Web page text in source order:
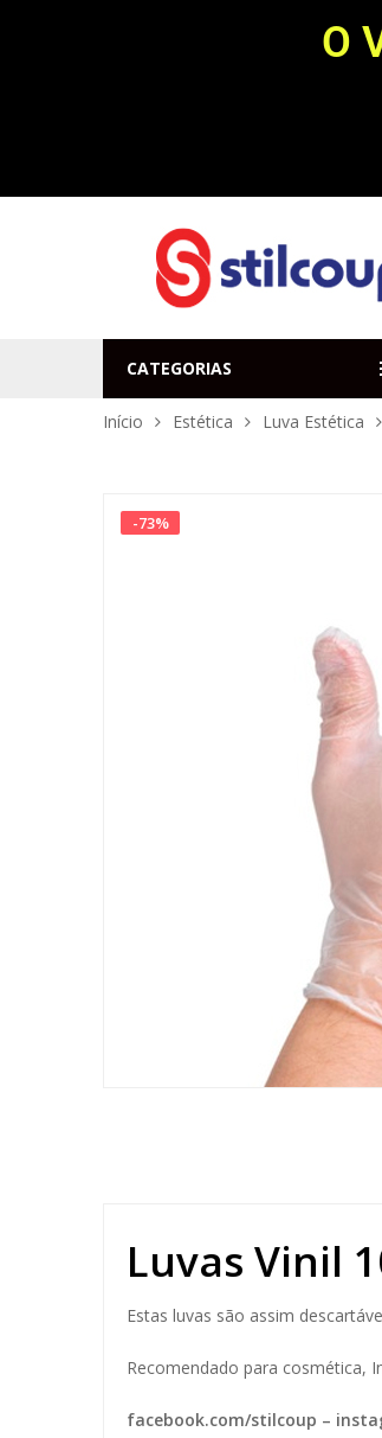
O
CATEGORIAS
Início Estética Luva Estética
-73%
Luvas Vinil
Estas luvas são assim
Recomendado para cosmética,
facebook.com/stilcoup –